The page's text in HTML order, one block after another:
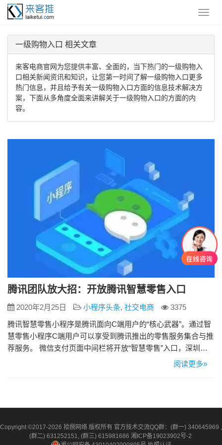
一级购物入口 相关文章
来客电商官网为您提供丰富、全面的，当下热门的一级购物入
口相关新闻资讯和知识，让您第一时间了解一级购物入口更多
热门信息，并且给予有关一级购物入口方面的信息技术解决方
案，下面从多角度全面来讲解关于一级购物入口的方面的内
容。
腾讯团队放大招：开放腾讯智慧零售入口
2020年2月25日 小程序头条, 社交电商
3375
腾讯智慧零售小程序是腾讯面向C端用户的“核心武器”。通过智
慧零售小程序C端用户可以享受到腾讯推出的零售服务集合与推
荐服务。 微信支付页面中间栏将开放“智慧零售”入口，深圳地
区用户可通过微信客户端“我-支付-腾讯服务-智慧零售”访问腾讯
阅读更多»
Copyright ©2017-2026 拾捌网络 版权所有 官方技术交流QQ群：(群一) 340645969 ,
(群二) 631252151, (群三) 615981686 湘ICP备19023902号-2